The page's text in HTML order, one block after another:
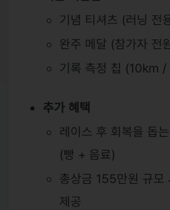
기념 티셔츠 (러닝 전
완주 메달 (참가자 전
기록 측정 칩 (10km /
추가 혜택
레이스 후 회복을 돕
(빵 + 음료)
총상금 155만원 규모
제공